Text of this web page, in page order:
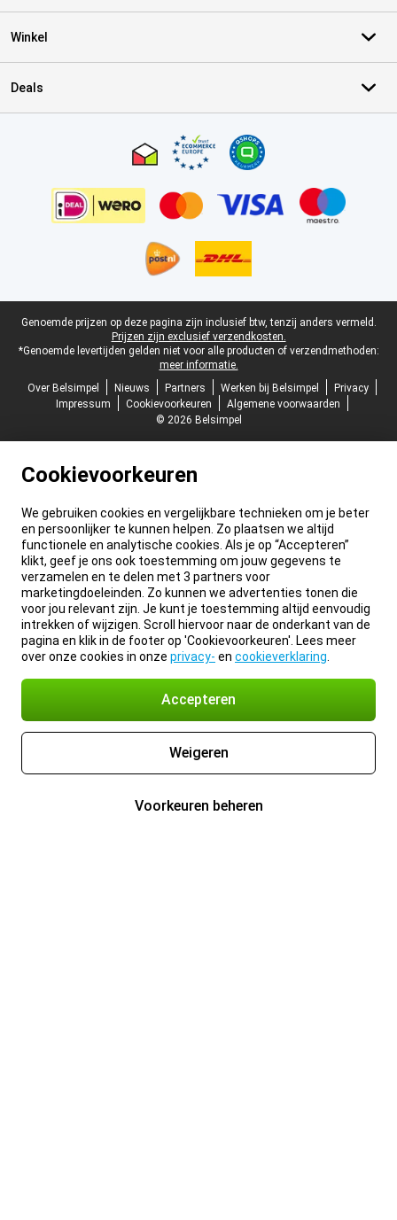
Winkel
Deals
Juridische voettekst
Genoemde prijzen op deze pagina zijn inclusief btw, tenzij anders vermeld.
Prijzen zijn exclusief verzendkosten.
*Genoemde levertijden gelden niet voor alle producten of verzendmethoden:
meer informatie.
Over Belsimpel
Nieuws Partners Werken bij Belsimpel
Privacy
Impressum
Cookievoorkeuren
Algemene voorwaarden
© 2026 Belsimpel
Cookievoorkeuren
We gebruiken cookies en vergelijkbare technieken om je beter
en persoonlijker te kunnen helpen. Zo plaatsen we altijd
functionele en analytische cookies. Als je op “Accepteren”
klikt, geef je ons ook toestemming om jouw gegevens te
verzamelen en te delen met 3 partners voor
marketingdoeleinden. Zo kunnen we advertenties tonen die
voor jou relevant zijn. Je kunt je toestemming altijd eenvoudig
intrekken of wijzigen. Scroll hiervoor naar de onderkant van de
pagina en klik in de footer op 'Cookievoorkeuren'. Lees meer
over onze cookies in onze privacy- en cookieverklaring
Accepteren
Weigeren
Voorkeuren beheren